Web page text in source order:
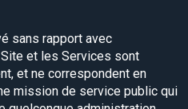
sans rapport avec
et les Services sont
et ne correspondent en
mission de service public qui